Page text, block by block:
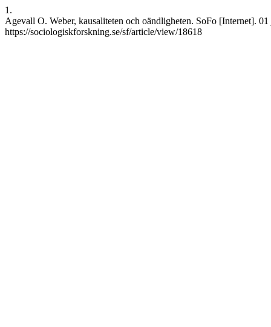
1.
Agevall O. Weber, kausaliteten och oändligheten. SoFo [Internet].
https://sociologiskforskning.se/sf/article/view/18618